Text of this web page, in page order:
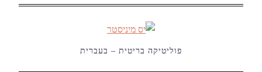
פוליטיקה בריטית – בעברית